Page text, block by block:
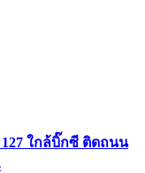
ใกล้บิ๊กซี ติดถนน